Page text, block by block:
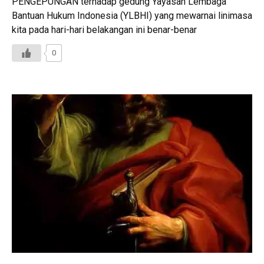
Bantuan Hukum Indonesia (YLBHI) yang mewarnai linimasa
kita pada hari-hari belakangan ini benar-benar
0